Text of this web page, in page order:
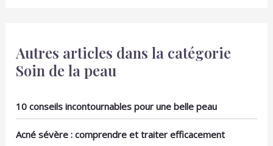
Autres articles dans la catégorie
Soin de la peau
10 conseils incontournables pour une belle peau
Acné sévère : comprendre et traiter efficacement